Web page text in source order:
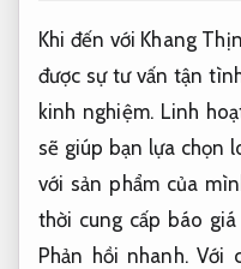
Khi đến với Khang
được sự tư vấn tận
kinh nghiệm. Linh
sẽ giúp bạn lựa chọn
với sản phẩm của
thời cung cấp báo
Phản hồi nhanh.Với